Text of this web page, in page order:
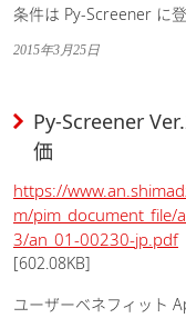
条件は Py-Screener に
2015年3月25日
Py-Screener
価
https://
m/pim_document_file/
3/an_01-00230-jp.pdf
[602.08KB]
ユーザーベネフィット